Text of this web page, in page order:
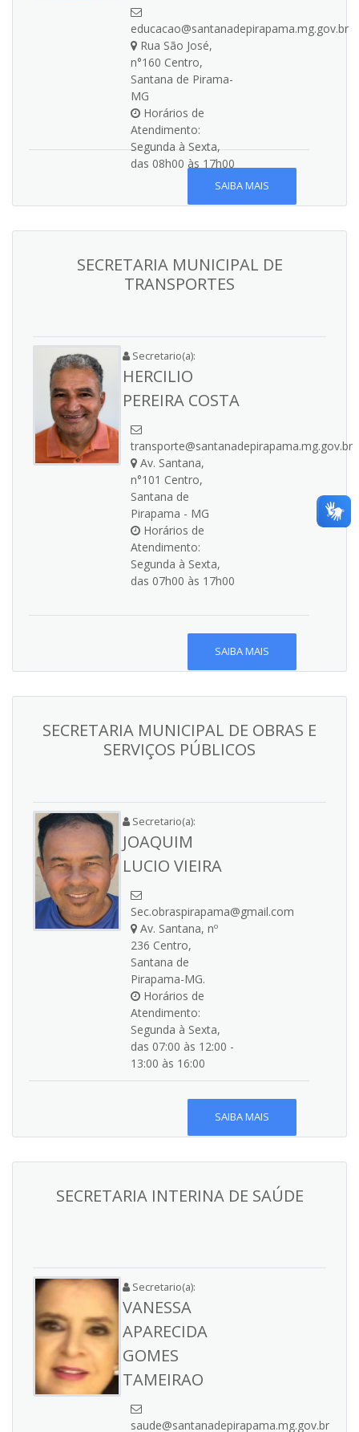
educacao@santanadepirapama.mg.gov.br
Rua São José,
n°160 Centro,
Santana de Pirama-
MG
Horários de
Atendimento:
Segunda à Sexta,
das 08h00 às 17h00
SAIBA MAIS
SECRETARIA MUNICIPAL DE
TRANSPORTES
Secretario(a):
HERCILIO
PEREIRA COSTA
transporte@santanadepirapama.mg.gov.br
Av. Santana,
n°101 Centro,
Santana de
Pirapama - MG
Horários de
Atendimento:
Segunda à Sexta,
das 07h00 às 17h00
SAIBA MAIS
SECRETARIA MUNICIPAL DE OBRAS E
SERVIÇOS PÚBLICOS
Secretario(a):
JOAQUIM
LUCIO VIEIRA
Sec.obraspirapama@gmail.com
Av. Santana, nº
236 Centro,
Santana de
Pirapama-MG.
Horários de
Atendimento:
Segunda à Sexta,
das 07:00 às 12:00 -
13:00 às 16:00
SAIBA MAIS
SECRETARIA INTERINA DE SAÚDE
Secretario(a):
VANESSA
APARECIDA
GOMES
TAMEIRAO
saude@santanadepirapama.mg.gov.br